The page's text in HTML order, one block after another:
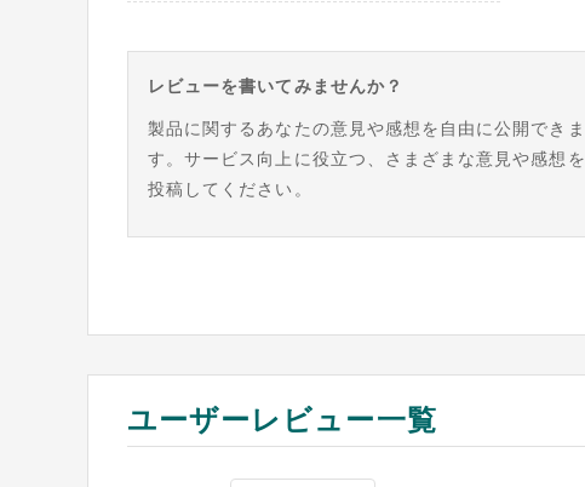
レビューを書いてみませんか？
製品に関するあなたの意見や感想を自由に公開できま
す。サービス向上に役立つ、さまざまな意見や感想を
投稿してください。
ユーザーレビュー一覧